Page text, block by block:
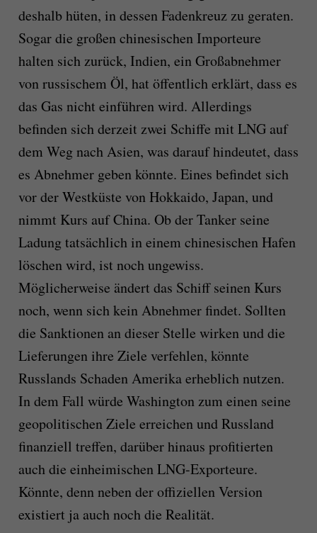
deshalb hüten, in dessen Fadenkreuz zu geraten.
Sogar die großen chinesischen Importeure
halten sich zurück, Indien, ein Großabnehmer
von russischem Öl, hat öffentlich erklärt, dass es
das Gas nicht einführen wird. Allerdings
befinden sich derzeit zwei Schiffe mit LNG auf
dem Weg nach Asien, was darauf hindeutet, dass
es Abnehmer geben könnte. Eines befindet sich
vor der Westküste von Hokkaido, Japan, und
nimmt Kurs auf China. Ob der Tanker seine
Ladung tatsächlich in einem chinesischen Hafen
löschen wird, ist noch ungewiss.
Möglicherweise ändert das Schiff seinen Kurs
noch, wenn sich kein Abnehmer findet. Sollten
die Sanktionen an dieser Stelle wirken und die
Lieferungen ihre Ziele verfehlen, könnte
Russlands Schaden Amerika erheblich nutzen.
In dem Fall würde Washington zum einen seine
geopolitischen Ziele erreichen und Russland
finanziell treffen, darüber hinaus profitierten
auch die einheimischen LNG-Exporteure.
Könnte, denn neben der offiziellen Version
existiert ja auch noch die Realität.